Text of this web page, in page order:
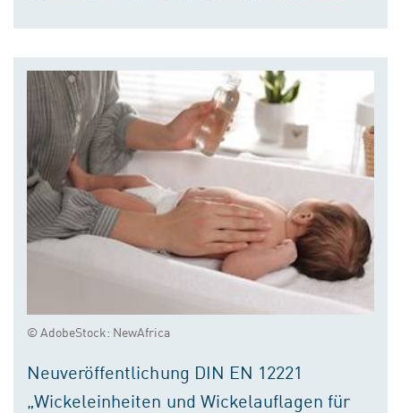
© AdobeStock: NewAfrica
Neuveröffentlichung DIN EN 12221
„Wickeleinheiten und Wickelauflagen für